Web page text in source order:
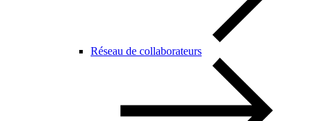
Réseau de collaborateurs